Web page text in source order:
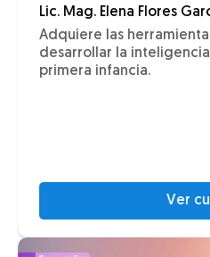
Lic. Mag. Elena Flores
Adquiere las
desarrollar la
primera infancia.
Ver